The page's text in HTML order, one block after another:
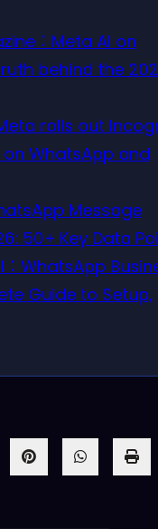
：Meta AI on
behind the
rolls out
WhatsApp and
Message
50+ Key Data
WhatsApp
Guide to Setup,